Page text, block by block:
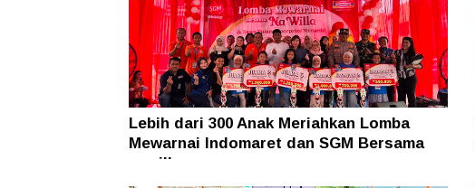
Lebih dari 300 Anak Meriahkan Lomba
Mewarnai Indomaret dan SGM Bersama
nawilla